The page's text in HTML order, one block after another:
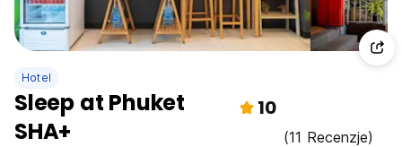
Hotel
Sleep at Phuket
SHA+
10
(11 Recenzje)